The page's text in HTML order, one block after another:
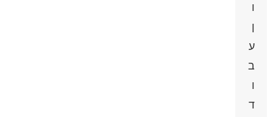
ו
ן
ע
ב
ו
ד